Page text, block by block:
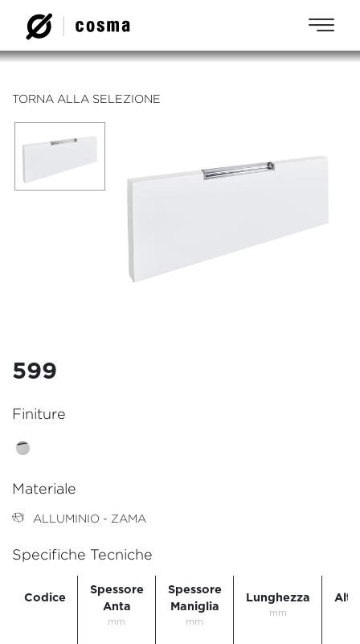
TORNA ALLA SELEZIONE
599
Finiture
Materiale
ALLUMINIO - ZAMA
Specifiche Tecniche
Codice
Spessore
Anta
mm
Spessore
Maniglia
mm
Lunghezza
mm